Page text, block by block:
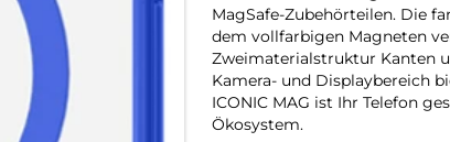
MagSafe-Zubehörteilen. Die
dem vollfarbigen Magneten
Zweimaterialstruktur Kanten
Kamera- und Displaybereich
ICONIC MAG ist Ihr Telefon
Ökosystem.